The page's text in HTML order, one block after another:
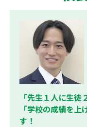
「先生１人に生徒
「学校の成績を
す！